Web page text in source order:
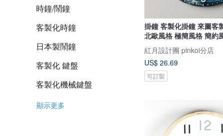
時鐘/鬧鐘
客製化時鐘
日本製鬧鐘
客製化 鍵盤
客製化機械鍵盤
顯示更多
掛鐘 客製化掛鐘 來圖客
北歐風格 極簡風格 簡約
紅月設計團 pinkoi分店
US$ 26.69
可訂製